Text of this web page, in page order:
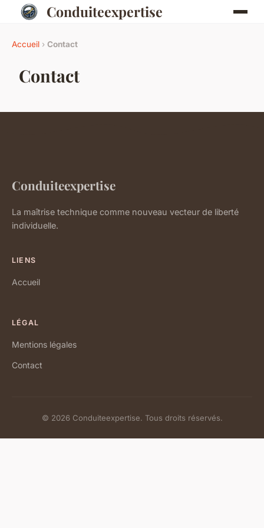
Conduiteexpertise
Accueil › Contact
Contact
Conduiteexpertise
La maîtrise technique comme nouveau vecteur de liberté
individuelle.
LIENS
Accueil
LÉGAL
Mentions légales
Contact
© 2026 Conduiteexpertise. Tous droits réservés.